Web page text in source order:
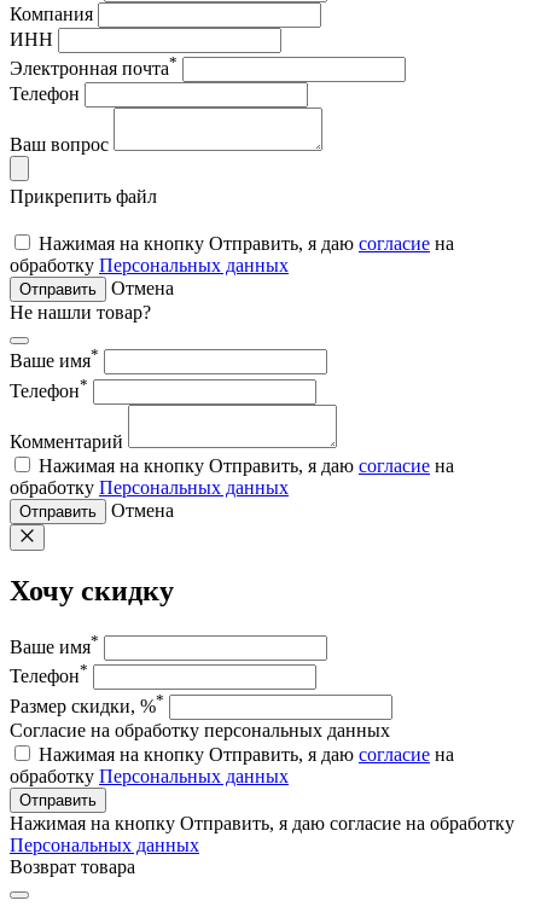
Компания
ИНН
Электронная почта*
Телефон
Ваш вопрос
Прикрепить файл
Нажимая на кнопку Отправить, я даю согласие на
обработку Персональных данных
Отправить
Отмена
Не нашли товар?
Ваше имя*
Телефон*
Комментарий
Нажимая на кнопку Отправить, я даю согласие на
обработку Персональных данных
Отправить Отмена
Хочу скидку
Ваше имя*
Телефон*
Размер скидки, %*
Согласие на обработку персональных данных
Нажимая на кнопку Отправить, я даю согласие на
обработку Персональных данных
Отправить
Нажимая на кнопку Отправить, я даю согласие на обработку
Персональных данных
Возврат товара